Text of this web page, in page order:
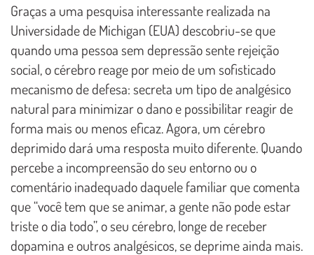
Graças a uma pesquisa interessante realizada na
Universidade de Michigan (EUA) descobriu-se que
quando uma pessoa sem depressão sente rejeição
social, o cérebro reage por meio de um sofisticado
mecanismo de defesa: secreta um tipo de analgésico
natural para minimizar o dano e possibilitar reagir de
forma mais ou menos eficaz. Agora, um cérebro
deprimido dará uma resposta muito diferente. Quando
percebe a incompreensão do seu entorno ou o
comentário inadequado daquele familiar que comenta
que “você tem que se animar, a gente não pode estar
triste o dia todo”, o seu cérebro, longe de receber
dopamina e outros analgésicos, se deprime ainda mais.